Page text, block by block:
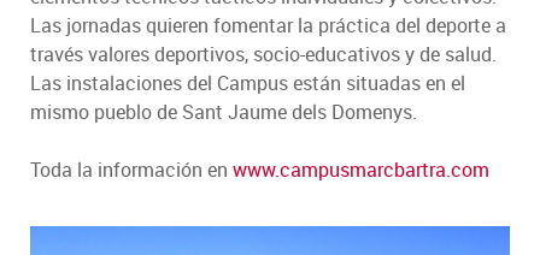
Las jornadas quieren fomentar la práctica del deporte a
través valores deportivos, socio-educativos y de salud.
Las instalaciones del Campus están situadas en el
mismo pueblo de Sant Jaume dels Domenys.
Toda la información en www.campusmarcbartra.com